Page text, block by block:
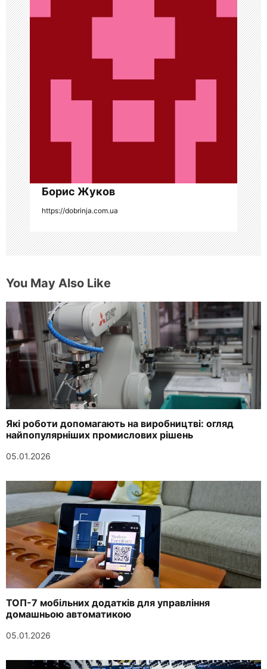
я
п
о
з
а
п
и
с
я
м
Борис Жуков
https://dobrinja.com.ua
You May Also Like
Які роботи допомагають на виробництві: огляд
найпопулярніших промислових рішень
05.01.2026
ТОП-7 мобільних додатків для управління
домашньою автоматикою
05.01.2026